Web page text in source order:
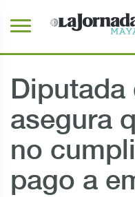
Diputada
asegura
no
pago a